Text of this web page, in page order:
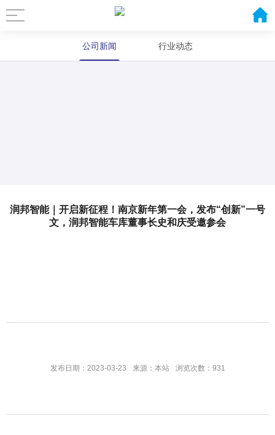
公司新闻 行业动态
润邦智能｜开启新征程！南京新年第一会，发布“创新”一号
文，润邦智能车库董事长史和庆受邀参会
发布日期：2023-03-23 来源：本站 浏览次数：931